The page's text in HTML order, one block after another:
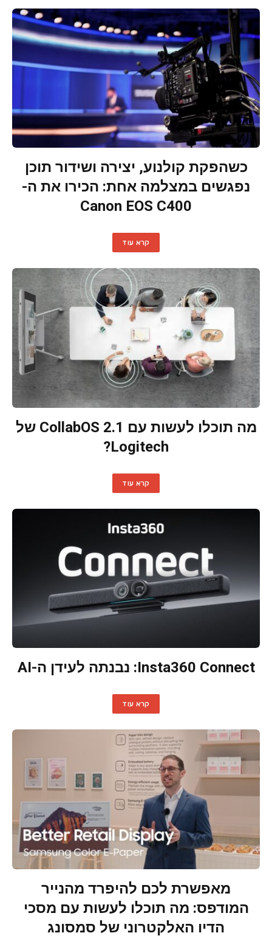
כשהפקת קולנוע, יצירה ושידור תוכן
נפגשים במצלמה אחת: הכירו את ה-
Canon EOS C400
קרא עוד
מה תוכלו לעשות עם CollabOS 2.1 של
Logitech?
קרא עוד
Insta360 Connect: נבנתה לעידן ה-AI
קרא עוד
מאפשרת לכם להיפרד מהנייר
המודפס: מה תוכלו לעשות עם מסכי
הדיו האלקטרוני של סמסונג